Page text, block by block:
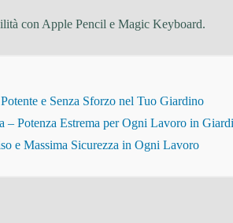
con Apple Pencil e Magic Keyboard.
e Senza Sforzo nel Tuo Giardino
Potenza Estrema per Ogni Lavoro in
e Massima Sicurezza in Ogni Lavoro